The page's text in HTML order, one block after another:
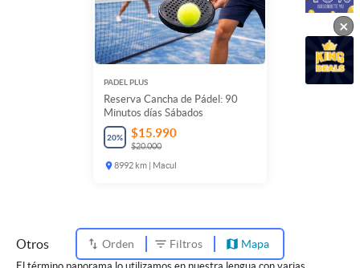
PADEL PLUS
Reserva Cancha de Pádel: 90
Minutos días Sábados
20% $15.990
$20.000
8992 km | Macul
Otros Orden Filtros Mapa
×